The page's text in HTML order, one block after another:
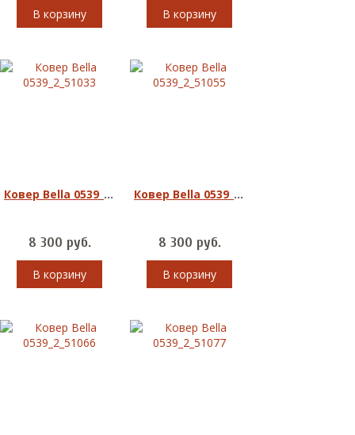
В корзину В корзину
Ковер Bella 0539_2_51033
8 300 руб.
В корзину
Ковер Bella 0539_2_51055
8 300 руб.
В корзину